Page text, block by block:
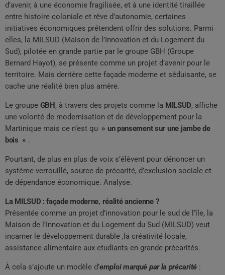
d’avenir, à une économie fragilisée, et à une identité tiraillée
entre histoire coloniale et rêve d’autonomie, certaines
initiatives économiques prétendent offrir des solutions. Parmi
elles, la MILSUD (Maison de l’Innovation et du Logement du
Sud), pilotée en grande partie par le groupe GBH (Groupe
Bernard Hayot), se présente comme un projet d’avenir pour le
territoire. Mais derrière cette façade moderne et séduisante, se
cache une réalité bien plus amère.
Le groupe GBH, à travers des projets comme la MILSUD, affiche
une volonté de modernisation et de développement pour la
Martinique mais ce n’est qu » un pansement sur une jambe de
bois » .
Pourtant, de plus en plus de voix s’élèvent pour dénoncer un
système verrouillé, source de précarité, d’exclusion sociale et
de dépendance économique. Analyse.
La MILSUD : façade moderne, réalité ancienne ?
Présentée comme un projet d’innovation pour le sud de l’île, la
Maison de l’Innovation et du Logement du Sud (MILSUD) veut
incarner le développement durable ,la créativité locale,
assistance alimentaire aux etudiants en grande précarités.
À cela s’ajoute un modèle d’emploi marqué par la précarité :